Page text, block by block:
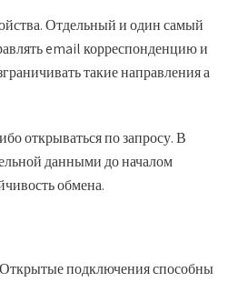
Отдельный и один самый
email корреспонденцию и
такие направления а
открываться по запросу. В
данными до началом
обмена.
подключения способны